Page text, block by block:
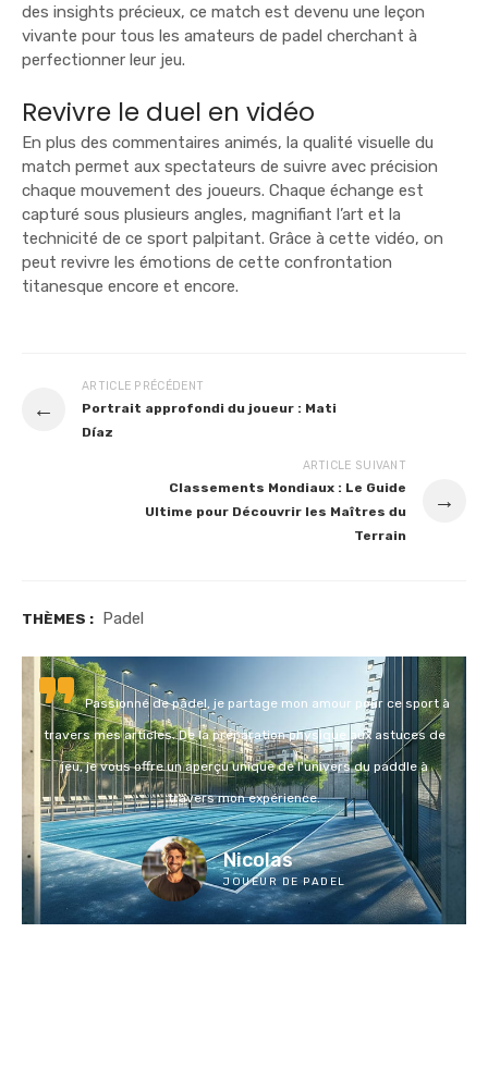
des insights précieux, ce match est devenu une leçon
vivante pour tous les amateurs de padel cherchant à
perfectionner leur jeu.
Revivre le duel en vidéo
En plus des commentaires animés, la qualité visuelle du
match permet aux spectateurs de suivre avec précision
chaque mouvement des joueurs. Chaque échange est
capturé sous plusieurs angles, magnifiant l’art et la
technicité de ce sport palpitant. Grâce à cette vidéo, on
peut revivre les émotions de cette confrontation
titanesque encore et encore.
←
ARTICLE PRÉCÉDENT
Portrait approfondi du joueur : Mati
Díaz
ARTICLE SUIVANT
Classements Mondiaux : Le Guide
Ultime pour Découvrir les Maîtres du
Terrain
→
THÈMES : Padel
Passionné de padel, je partage mon amour pour ce sport à
travers mes articles. De la préparation physique aux astuces de
jeu, je vous offre un aperçu unique de l'univers du paddle à
travers mon expérience.
Nicolas
JOUEUR DE PADEL